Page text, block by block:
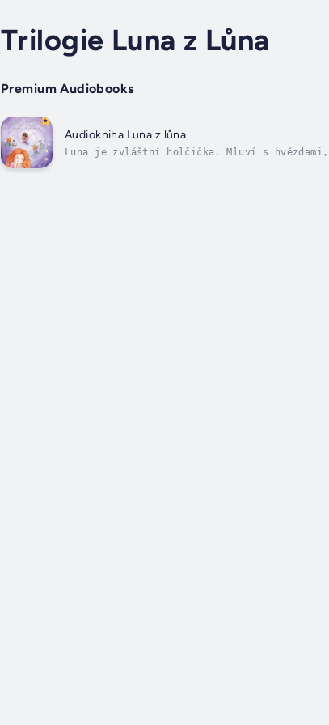
Trilogie Luna z Lůna
Premium Audiobooks
Audiokniha Luna z lůna
Luna je zvláštní holčička. Mluví s hvězdami,